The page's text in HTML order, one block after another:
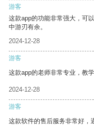
游客
这款app的功能非常强大，可
中游刃有余。
2024-12-28
游客
这款app的老师非常专业，教
2024-12-28
游客
这款软件的售后服务非常好，